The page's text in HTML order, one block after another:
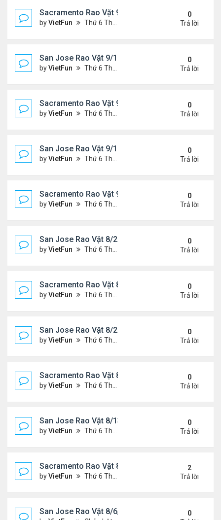
Sacramento Rao Vặt 9/24/21- 10/1/21
byVietFun Thứ 6 Tháng 9 24, 2021 1:06 pm
0
Trả lời
San Jose Rao Vặt 9/17/21- 9/24/21
byVietFun Thứ 6 Tháng 9 17, 2021 3:03 pm
0
Trả lời
Sacramento Rao Vặt 9/17/21- 9/24/21
byVietFun Thứ 6 Tháng 9 17, 2021 2:33 pm
0
Trả lời
San Jose Rao Vặt 9/10/21- 9/17/21
byVietFun Thứ 6 Tháng 9 10, 2021 1:44 pm
0
Trả lời
Sacramento Rao Vặt 9/10/21- 9/17/21
byVietFun Thứ 6 Tháng 9 10, 2021 1:39 pm
0
Trả lời
San Jose Rao Vặt 8/27/21- 9/3/21
byVietFun Thứ 6 Tháng 8 27, 2021 9:56 am
0
Trả lời
Sacramento Rao Vặt 8/27/21- 9/3/21
byVietFun Thứ 6 Tháng 8 27, 2021 9:50 am
0
Trả lời
San Jose Rao Vặt 8/20/21- 8/27/21
byVietFun Thứ 6 Tháng 8 20, 2021 2:15 pm
0
Trả lời
Sacramento Rao Vặt 8/20/21- 8/27/21
byVietFun Thứ 6 Tháng 8 20, 2021 2:08 pm
0
Trả lời
San Jose Rao Vặt 8/13/21- 8/20/21
byVietFun Thứ 6 Tháng 8 13, 2021 11:35 am
0
Trả lời
Sacramento Rao Vặt 8/13/21- 8/20/21
byVietFun Thứ 6 Tháng 8 13, 2021 11:27 am
2
Trả lời
San Jose Rao Vặt 8/6/21- 8/13/21
0